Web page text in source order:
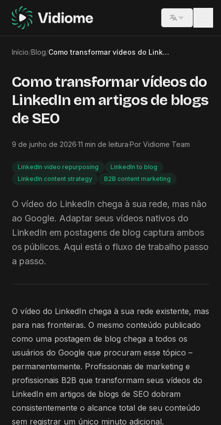
Switch
Início/Blog/ Como transformar vídeos do LinkedIn em artigos de blogs de SEO
Como transformar vídeos do
LinkedIn em artigos de blogs
de SEO
9 de junho de 2026·11 min de leitura·Por Vidiome Team
LinkedIn video repurposing
LinkedIn to blog
LinkedIn content strategy
B2B content marketing
O vídeo do LinkedIn chega à sua rede, mas não
ao Google. Adaptar seus vídeos nativos do
LinkedIn em postagens de blog captura ambos
os públicos. Aqui está o fluxo de trabalho passo
a passo.
O vídeo do LinkedIn chega à sua rede existente, mas
para nas fronteiras. O mesmo conteúdo publicado
como uma postagem de blog chega a todos os
usuários do Google que procuram esse tópico –
permanentemente. Profissionais de marketing e
profissionais B2B que transformam seus vídeos do
LinkedIn em artigos de blogs de SEO dobram
consistentemente o alcance total de seu conteúdo
sem registrar um único minuto adicional.